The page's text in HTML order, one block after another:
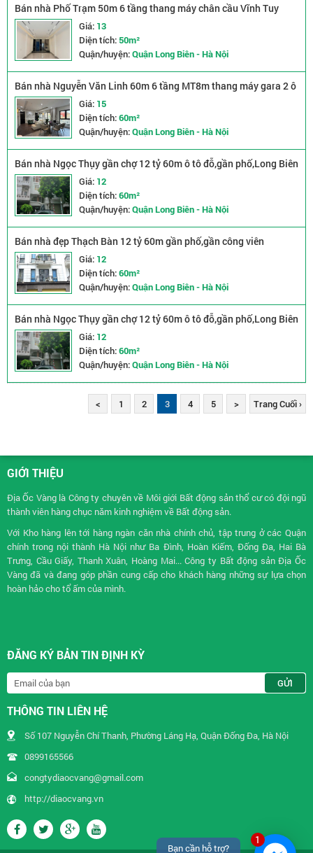
1
Bạn cần hỗ trợ?
Bán nhà Phố Trạm 50m 6 tầng thang máy chân cầu Vĩnh Tuy
nhỉnh 13 tỷ
Giá: 13
Diện tích:50m²
Quận/huyện:Quận Long Biên - Hà Nội
Bán nhà Nguyễn Văn Linh 60m 6 tầng MT8m thang máy gara 2 ô
tô giá 15 tỷ
Giá: 15
Diện tích:60m²
Quận/huyện:Quận Long Biên - Hà Nội
Bán nhà Ngọc Thụy gần chợ 12 tỷ 60m ô tô đỗ,gần phố,Long Biên
Giá: 12
Diện tích:60m²
Quận/huyện:Quận Long Biên - Hà Nội
Bán nhà đẹp Thạch Bàn 12 tỷ 60m gần phố,gần công viên
Giá: 12
Diện tích:60m²
Quận/huyện:Quận Long Biên - Hà Nội
Bán nhà Ngọc Thụy gần chợ 12 tỷ 60m ô tô đỗ,gần phố,Long Biên
Giá: 12
Diện tích:60m²
Quận/huyện:Quận Long Biên - Hà Nội
< 1 2 3 4 5 > Trang Cuối ›
GIỚI THIỆU
Địa Ốc Vàng là Công ty chuyên về Môi giới Bất động sảnthổ cư có đội ngũ
thành viên hàng chục năm kinh nghiệm về Bất động sản.
Với Kho hàng lên tới hàng ngàn căn nhà chính chủ, tập trung ở các Quận
chính trong nội thành Hà Nội như Ba Đình, Hoàn Kiếm, Đống Đa, Hai Bà
Trưng, Cầu Giấy, Thanh Xuân, Hoàng Mai... Công ty Bất động sản Địa Ốc
Vàng đã và đang góp phần cung cấp cho khách hàng những sự lựa chọn
hoàn hảo cho tổ ấm của mình.
ĐĂNG KÝ BẢN TIN ĐỊNH KỲ
THÔNG TIN LIÊN HỆ
Số 107 Nguyễn Chí Thanh, Phường Láng Hạ, Quận Đống Đa, Hà Nội
0899165566
congtydiaocvang@gmail.com
http://diaocvang.vn